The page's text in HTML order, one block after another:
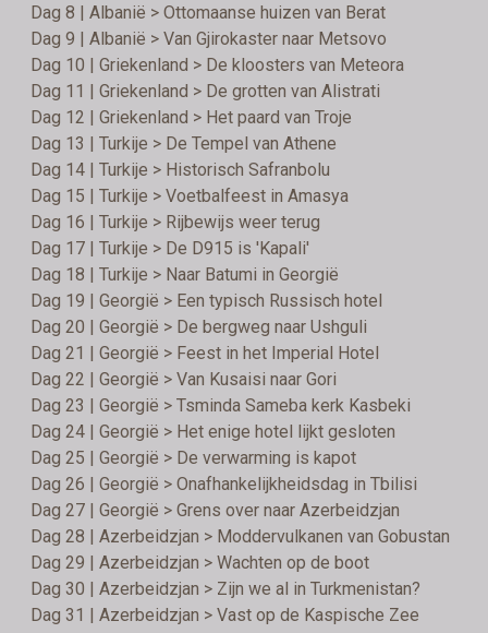
Dag 8 | Albanië > Ottomaanse huizen van Berat
Dag 9 | Albanië > Van Gjirokaster naar Metsovo
Dag 10 | Griekenland > De kloosters van Meteora
Dag 11 | Griekenland > De grotten van Alistrati
Dag 12 | Griekenland > Het paard van Troje
Dag 13 | Turkije > De Tempel van Athene
Dag 14 | Turkije > Historisch Safranbolu
Dag 15 | Turkije > Voetbalfeest in Amasya
Dag 16 | Turkije > Rijbewijs weer terug
Dag 17 | Turkije > De D915 is 'Kapali'
Dag 18 | Turkije > Naar Batumi in Georgië
Dag 19 | Georgië > Een typisch Russisch hotel
Dag 20 | Georgië > De bergweg naar Ushguli
Dag 21 | Georgië > Feest in het Imperial Hotel
Dag 22 | Georgië > Van Kusaisi naar Gori
Dag 23 | Georgië > Tsminda Sameba kerk Kasbeki
Dag 24 | Georgië > Het enige hotel lijkt gesloten
Dag 25 | Georgië > De verwarming is kapot
Dag 26 | Georgië > Onafhankelijkheidsdag in Tbilisi
Dag 27 | Georgië > Grens over naar Azerbeidzjan
Dag 28 | Azerbeidzjan > Moddervulkanen van Gobustan
Dag 29 | Azerbeidzjan > Wachten op de boot
Dag 30 | Azerbeidzjan > Zijn we al in Turkmenistan?
Dag 31 | Azerbeidzjan > Vast op de Kaspische Zee